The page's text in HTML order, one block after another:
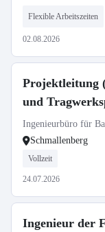
Flexible Arbeitszeiten
02.08.2026
Projektleitung
und
Ingenieurbüro für
Schmallenberg
Vollzeit
24.07.2026
Ingenieur der